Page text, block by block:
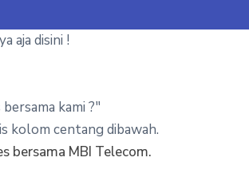
aja disini !
kami ?"
kolom centang dibawah.
bersama MBI Telecom.